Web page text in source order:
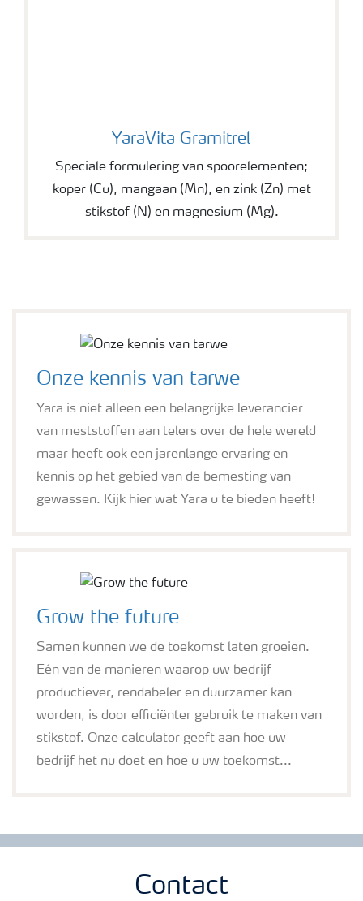
YaraVita Gramitrel
Speciale formulering van spoorelementen;
koper (Cu), mangaan (Mn), en zink (Zn) met
stikstof (N) en magnesium (Mg).
Onze kennis van tarwe
Yara is niet alleen een belangrijke leverancier
van meststoffen aan telers over de hele wereld
maar heeft ook een jarenlange ervaring en
kennis op het gebied van de bemesting van
gewassen. Kijk hier wat Yara u te bieden heeft!
Grow the future
Samen kunnen we de toekomst laten groeien.
Eén van de manieren waarop uw bedrijf
productiever, rendabeler en duurzamer kan
worden, is door efficiënter gebruik te maken van
stikstof. Onze calculator geeft aan hoe uw
bedrijf het nu doet en hoe u uw toekomst...
Contact